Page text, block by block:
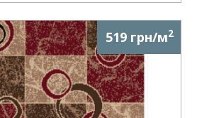
519 грн/м2